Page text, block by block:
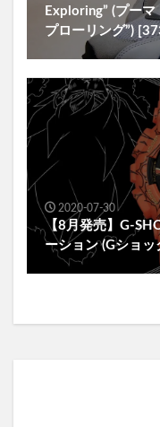
Exploring” (プー
プローリング”)
2020-07-30
【8月発売】G-
ーション (Gショ